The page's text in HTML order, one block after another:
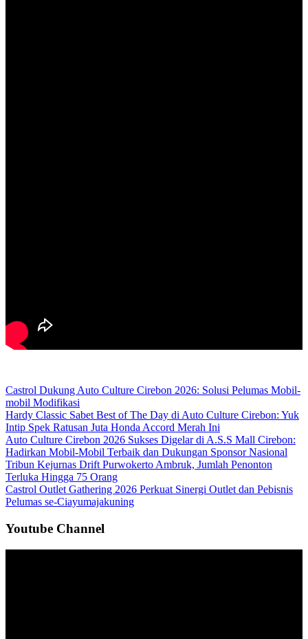
Castrol Dukung Auto Culture Cirebon 2026: Solusi Pelumas Mobil-
mobil Modifikasi
Hardy Classic Sabet Best of The Day di Auto Culture Cirebon: Yuk
Intip Spek Ratusan Juta Honda Accord Merah Ini
Auto Culture Cirebon 2026 Sukses Digelar di A.S.S Mall Cirebon:
Hadirkan Mobil-Mobil Terbaik dan Dukungan Sponsor Nasional
Tribun Kejurnas Drift Purwokerto Ambruk, Jumlah Penonton
Terluka Hingga 75 Orang
Castrol Outlet Gathering 2026 Perkuat Sinergi Outlet dan Pebisnis
Pelumas se-Ciayumajakuning
Youtube Channel